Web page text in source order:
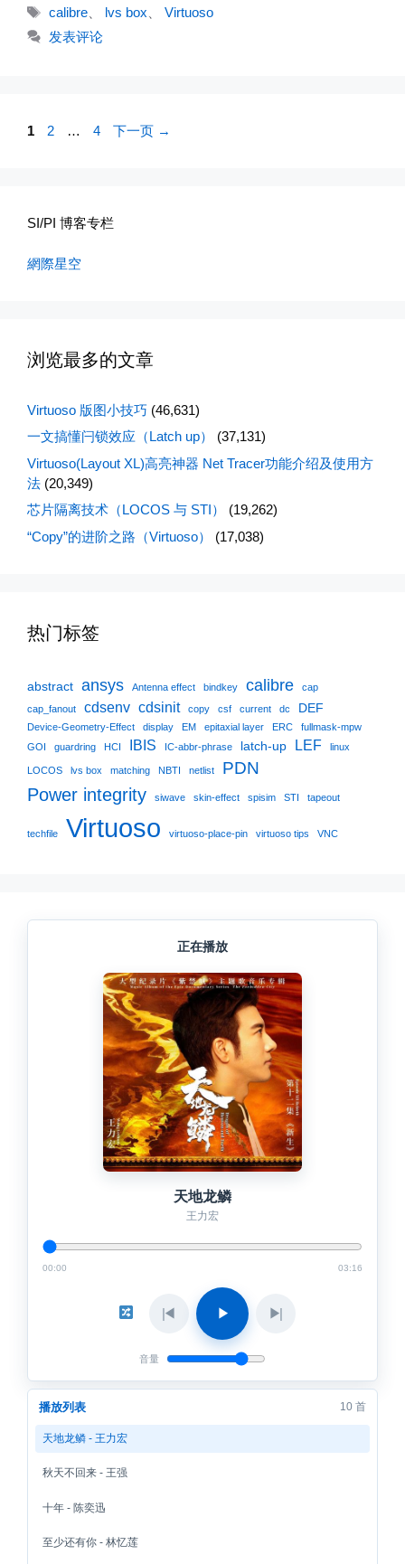
标
签
calibre lvs box
Virtuoso
发表评论
页
1
页
2 …
页
4 下一页 →
SI/PI 博客专栏
網際星空
浏览最多的文章
Virtuoso 版图小技巧 (46,631)
一文搞懂闩锁效应（Latch up）
(37,131)
Virtuoso(Layout XL)高亮神器 Net Tracer功能介绍及使用方
法 (20,349)
芯片隔离技术（LOCOS 与 STI）
(19,262)
“Copy”的进阶之路（Virtuoso）
(17,038)
热门标签
abstract ansys Antenna effect bindkey calibre
cap
cap_fanout
cdsenv cdsinit copy csf current dc DEF
Device-Geometry-Effect display EM epitaxial layer ERC
fullmask-mpw
GOI
guardring HCI IBIS IC-abbr-phrase latch-up LEF linux
LOCOS lvs box matching NBTI netlist PDN
Power integrity siwave skin-effect spisim STI tapeout
techfile Virtuoso virtuoso-place-pin virtuoso tips VNC
正在播放
天地龙鳞
王力宏
00:00 03:16
◀ ▶ ▶
音量
播放列表 10 首
天地龙鳞 - 王力宏
秋天不回来 - 王强
十年 - 陈奕迅
至少还有你 - 林忆莲